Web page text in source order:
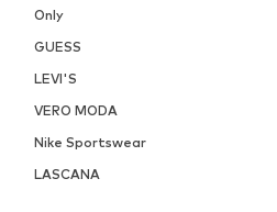
Only
GUESS
LEVI'S
VERO MODA
Nike Sportswear
LASCANA